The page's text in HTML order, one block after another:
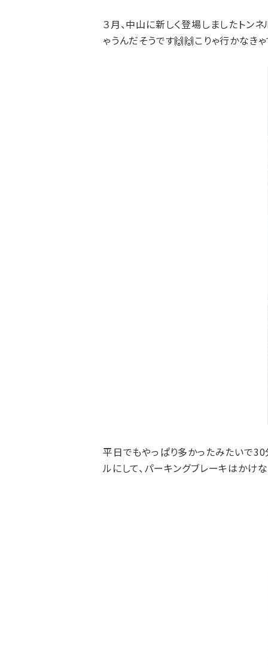
３月、中山に新しく登場しましたトン
ゃうんだそうです🙌🙌こりゃ行かなき
平日でもやっぱり多かったみたいで30
ルにして、パーキングブレーキはかけ